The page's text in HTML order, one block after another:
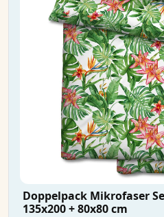
Doppelpack Mikrofaser
135x200 + 80x80 cm